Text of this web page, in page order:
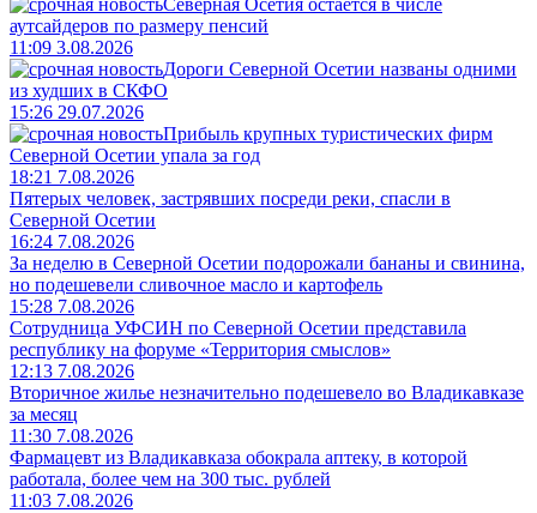
Северная Осетия остается в числе
аутсайдеров по размеру пенсий
11:09 3.08.2026
Дороги Северной Осетии названы одними
из худших в СКФО
15:26 29.07.2026
Прибыль крупных туристических фирм
Северной Осетии упала за год
18:21 7.08.2026
Пятерых человек, застрявших посреди реки, спасли в
Северной Осетии
16:24 7.08.2026
За неделю в Северной Осетии подорожали бананы и свинина,
но подешевели сливочное масло и картофель
15:28 7.08.2026
Сотрудница УФСИН по Северной Осетии представила
республику на форуме «Территория смыслов»
12:13 7.08.2026
Вторичное жилье незначительно подешевело во Владикавказе
за месяц
11:30 7.08.2026
Фармацевт из Владикавказа обокрала аптеку, в которой
работала, более чем на 300 тыс. рублей
11:03 7.08.2026